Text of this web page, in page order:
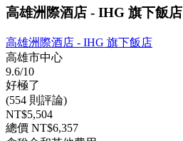
高雄洲際酒店 - IHG 旗下飯店
高雄洲際酒店 - IHG 旗下飯店
高雄市中心
9.6/10
好極了
(554 則評論)
NT$5,504
總價 NT$6,357